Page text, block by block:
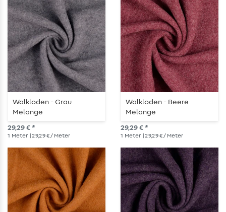
Walkloden - Grau
Melange
29,29 € *
1 Meter | 29,29 € / Meter
Walkloden - Beere
Melange
29,29 € *
1 Meter | 29,29 € / Meter